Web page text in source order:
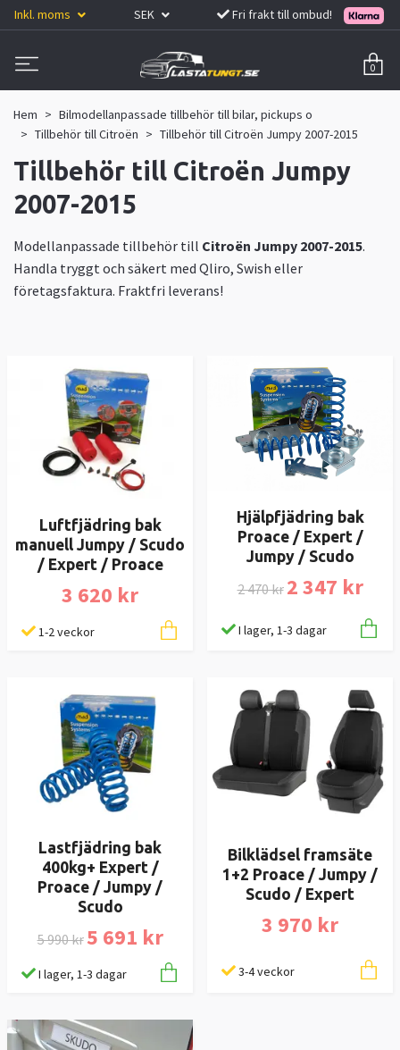
Inkl. moms SEK Fri frakt till ombud!
0
Hem
Bilmodellanpassade tillbehör till bilar, pickups o
Tillbehör till Citroën
Tillbehör till Citroën Jumpy 2007-2015
Tillbehör till Citroën Jumpy
2007-2015
Modellanpassade tillbehör till Citroën Jumpy 2007-2015.
Handla tryggt och säkert med Qliro, Swish eller
företagsfaktura. Fraktfri leverans!
Luftfjädring bak
manuell Jumpy / Scudo
/ Expert / Proace
3 620 kr
1-2 veckor
Hjälpfjädring bak
Proace / Expert /
Jumpy / Scudo
2 470 kr 2 347 kr
I lager, 1-3 dagar
Lastfjädring bak
400kg+ Expert /
Proace / Jumpy /
Scudo
5 990 kr 5 691 kr
I lager, 1-3 dagar
Bilklädsel framsäte
1+2 Proace / Jumpy /
Scudo / Expert
3 970 kr
3-4 veckor